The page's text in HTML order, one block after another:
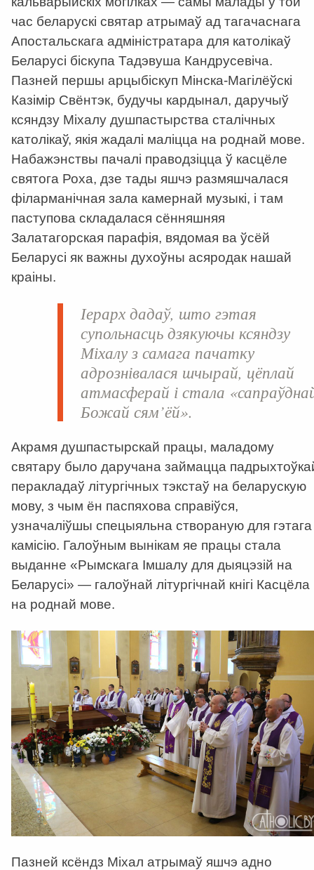
час беларускі святар атрымаў ад тагачаснага
Апостальскага адміністратара для католікаў
Беларусі біскупа Тадэвуша Кандрусевіча.
Пазней першы арцыбіскуп Мінска-Магілёўскі
Казімір Свёнтэк, будучы кардынал, даручыў
ксяндзу Міхалу душпастырства сталічных
католікаў, якія жадалі маліцца на роднай мове.
Набажэнствы пачалі праводзіцца ў касцёле
святога Роха, дзе тады яшчэ размяшчалася
філарманічная зала камернай музыкі, і там
паступова складалася сённяшняя
Залатагорская парафія, вядомая ва ўсёй
Беларусі як важны духоўны асяродак нашай
краіны.
Іерарх дадаў, што гэтая
супольнасць дзякуючы ксяндзу
Міхалу з самага пачатку
адрознівалася шчырай, цёплай
атмасферай і стала
Божай сям’ёй».
Акрамя душпастырскай працы, маладому
святару было даручана займацца
перакладаў літургічных тэкстаў на беларускую
мову, з чым ён паспяхова справіўся,
узначаліўшы спецыяльна створаную для гэтага
камісію. Галоўным вынікам яе працы стала
выданне «Рымскага Імшалу для дыяцэзій на
Беларусі» — галоўнай літургічнай кнігі Касцёла
на роднай мове.
Пазней ксёндз Міхал атрымаў яшчэ адно